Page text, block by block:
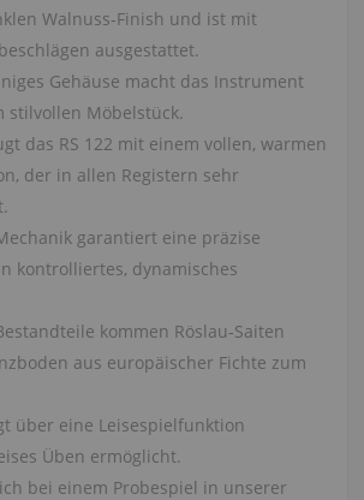
Walnuss‑Finish und ist mit
ausgestattet.
Gehäuse macht das Instrument
stilvollen Möbelstück.
das RS 122 mit einem vollen, warmen
der in allen Registern sehr
garantiert eine präzise
kontrolliertes, dynamisches
kommen Röslau‑Saiten
aus europäischer Fichte zum
über eine Leisespielfunktion
Üben ermöglicht.
bei einem Probespiel in unserer